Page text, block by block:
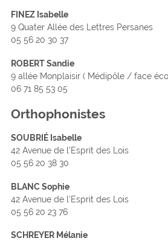
FINEZ Isabelle
9 Quater Allée des Lettres Persanes
05 56 20 30 37
ROBERT Sandie
9 allée Monplaisir ( Médipôle / face
06 71 85 53 05
Orthophonistes
SOUBRIÉ Isabelle
42 Avenue de l’Esprit des Lois
05 56 20 38 30
BLANC Sophie
42 Avenue de l’Esprit des Lois
05 56 20 23 76
SCHREYER Mélanie